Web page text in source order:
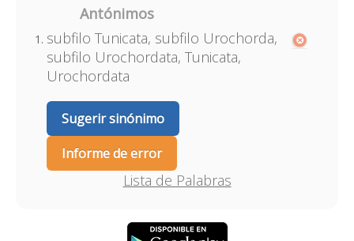
Antónimos
subfilo Tunicata, subfilo Urochorda,
subfilo Urochordata, Tunicata,
Urochordata
Sugerir sinónimo
Informe de error
Lista de Palabras